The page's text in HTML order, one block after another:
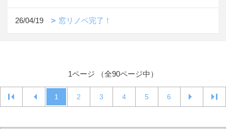
26/04/19 窓リノベ完了！
1ページ （全90ページ中）
1 2 3 4 5 6